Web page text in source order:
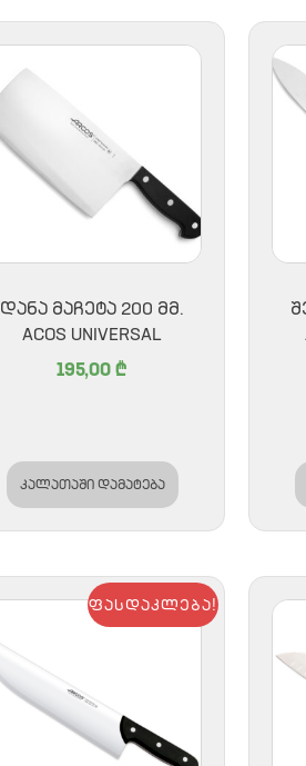
ᲓᲐᲜᲐ ᲛᲐᲩᲔᲢᲐ 200 ᲛᲛ.
ACOS UNIVERSAL
195,00₾
კალათაში დამატება
ფასდაკლება!